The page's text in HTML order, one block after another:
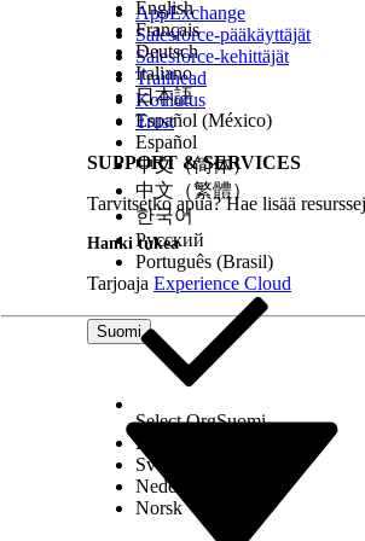
Botti
Painike tai linkki
CORS-whitelistin alkuperä
Puhelukeskus
Kampanjan vaikutus -malli
Kanavavalikon käyttöönotto
Chatter-laajennus
Classic-kirjelomake
Viestintäkanavan asettelu
Kompakti asettelu
Content Security Policyn
Mukautettu tietotyyppi
Mukautettu kenttä
Mukautetun ohjevalikon osio
Mukautettu indeksi
Mukautettu otsikko
Mukautettu metadatatyyppi
Mukautettu ilmoitustyyppi
Mukautettu käyttöoikeus
Mukautettu raporttityyppi
Mukautettu asetus
Mittaristo
Datapalvelu
Digitaalinen kokemus
AppExchange
Salesforce-pääkäyttäjät
Salesforce-kehittäjät
Trailhead
Koulutus
Trust
SUPPORT & SERVICES
Tarvitsetko apua? Hae lisää
Hanki tukea
Tarjoaja Experience Cloud
Suomi
English
Français
Deutsch
Italiano
日本語
Español (México)
Español
中文（简体）
中文（繁體）
한국어
Русский
Português (Brasil)
Select OrgSuomi
Dansk
Svenska
Nederlands
Norsk